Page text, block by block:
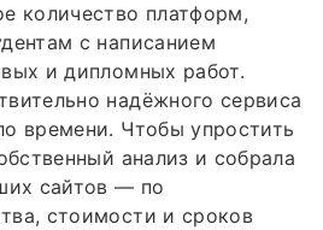
количество платформ,
с написанием
и дипломных работ.
надёжного сервиса
времени. Чтобы упростить
анализ и собрала
сайтов — по
стоимости и сроков